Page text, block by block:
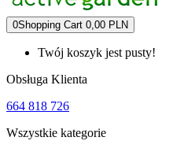
0Shopping Cart 0,00 PLN
Twój koszyk jest pusty!
Obsługa Klienta
664 818 726
Wszystkie kategorie